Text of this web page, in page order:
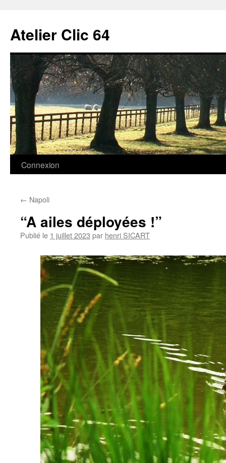
contenu
Atelier Clic 64
Connexion
← Napoli
“A ailes déployées !”
Publié le 1 juillet 2023 par henri SICART